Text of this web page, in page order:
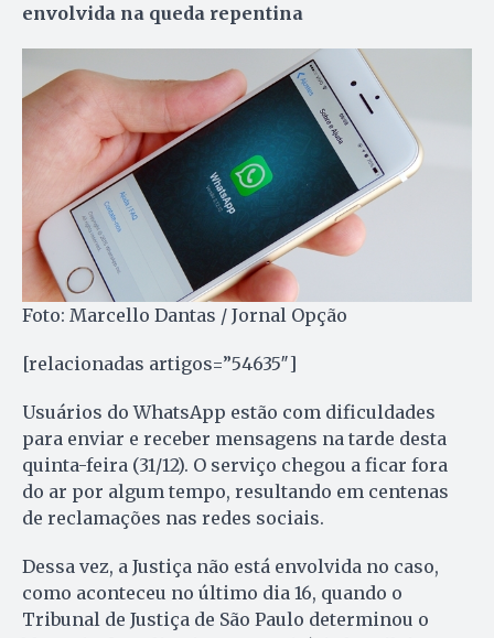
envolvida na queda repentina
Foto: Marcello Dantas / Jornal Opção
[relacionadas artigos=”54635″]
Usuários do WhatsApp estão com dificuldades
para enviar e receber mensagens na tarde desta
quinta-feira (31/12). O serviço chegou a ficar fora
do ar por algum tempo, resultando em centenas
de reclamações nas redes sociais.
Dessa vez, a Justiça não está envolvida no caso,
como aconteceu no último dia 16, quando o
Tribunal de Justiça de São Paulo determinou o